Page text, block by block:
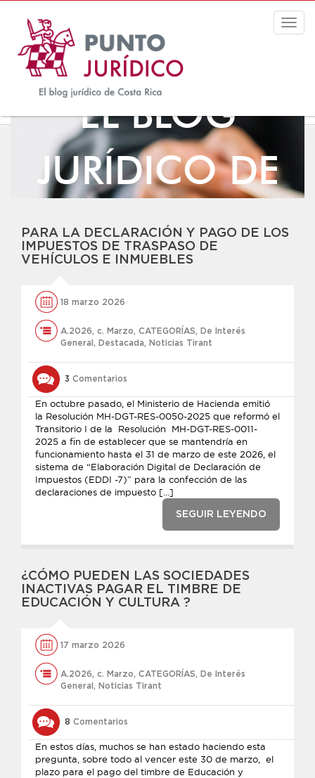
EL BLOG
JURÍDICO DE
COSTA RICA
PARA LA DECLARACIÓN Y PAGO DE LOS
IMPUESTOS DE TRASPASO DE
VEHÍCULOS E INMUEBLES
18 marzo 2026
A.2026, c. Marzo, CATEGORÍAS, De Interés
General , Destacada, Noticias Tirant
3 Comentarios
En octubre pasado, el Ministerio de Hacienda emitió
la Resolución MH-DGT-RES-0050-2025 que reformó el
Transitorio I de la Resolución MH-DGT-RES-0011-
2025 a fin de establecer que se mantendría en
funcionamiento hasta el 31 de marzo de este 2026, el
sistema de “Elaboración Digital de Declaración de
Impuestos (EDDI -7)” para la confección de las
declaraciones de impuesto […]
SEGUIR LEYENDO
¿CÓMO PUEDEN LAS SOCIEDADES
INACTIVAS PAGAR EL TIMBRE DE
EDUCACIÓN Y CULTURA ?
17 marzo 2026
A.2026, c. Marzo, CATEGORÍAS, De Interés
General , Noticias Tirant
8 Comentarios
En estos días, muchos se han estado haciendo esta
pregunta, sobre todo al vencer este 30 de marzo, el
plazo para el pago del timbre de Educación y